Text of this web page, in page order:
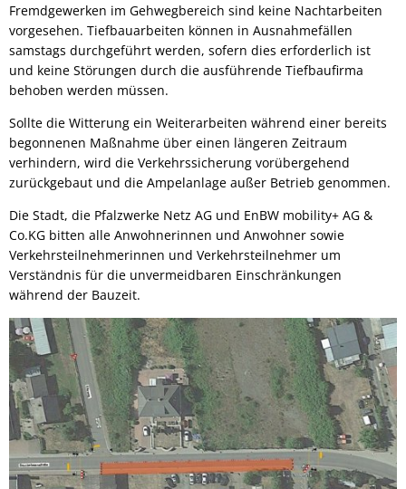
Fremdgewerken im Gehwegbereich sind keine Nachtarbeiten
vorgesehen. Tiefbauarbeiten können in Ausnahmefällen
samstags durchgeführt werden, sofern dies erforderlich ist
und keine Störungen durch die ausführende Tiefbaufirma
behoben werden müssen.
Sollte die Witterung ein Weiterarbeiten während einer bereits
begonnenen Maßnahme über einen längeren Zeitraum
verhindern, wird die Verkehrssicherung vorübergehend
zurückgebaut und die Ampelanlage außer Betrieb genommen.
Die Stadt, die Pfalzwerke Netz AG und EnBW mobility+ AG &
Co.KG bitten alle Anwohnerinnen und Anwohner sowie
Verkehrsteilnehmerinnen und Verkehrsteilnehmer um
Verständnis für die unvermeidbaren Einschränkungen
während der Bauzeit.